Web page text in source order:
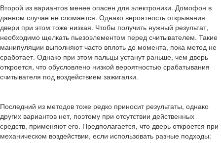
Второй из вариантов менее опасен для электроники. Домофон в
данном случае не сломается. Однако вероятность открывания
двери при этом тоже низкая. Чтобы получить нужный результат,
необходимо щелкать пьезоэлементом перед считывателем. Такие
манипуляции выполняют часто вплоть до момента, пока метод не
сработает. Однако при этом пальцы устанут раньше, чем дверь
откроется, что обусловлено низкой вероятностью срабатывания
считывателя под воздействием зажигалки.
Последний из методов тоже редко приносит результаты, однако
других вариантов нет, поэтому при отсутствии действенных
средств, применяют его. Предполагается, что дверь откроется при
механическом воздействии, если использовать разные подходы: